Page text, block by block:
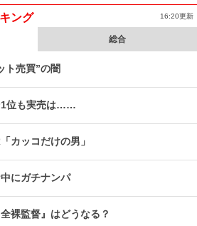
ング 16:20更新
総合
ト売買”の闇
1位も実売は……
カッコだけの男」
にガチナンパ
裸監督』はどうなる？